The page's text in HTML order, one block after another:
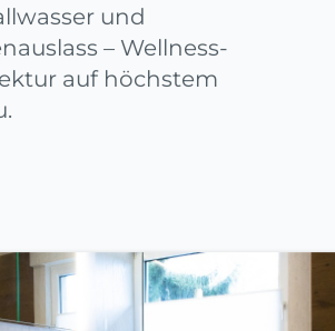
und
– Wellness-
auf höchstem